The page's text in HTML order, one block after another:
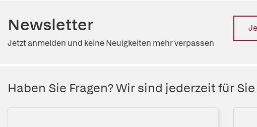
Newsletter
Jetzt anmelden und keine Neuigkeiten mehr verpassen
Haben Sie Fragen? Wir sind jederzeit für